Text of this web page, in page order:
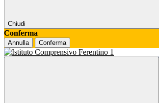
Chiudi
Conferma
Annulla Conferma